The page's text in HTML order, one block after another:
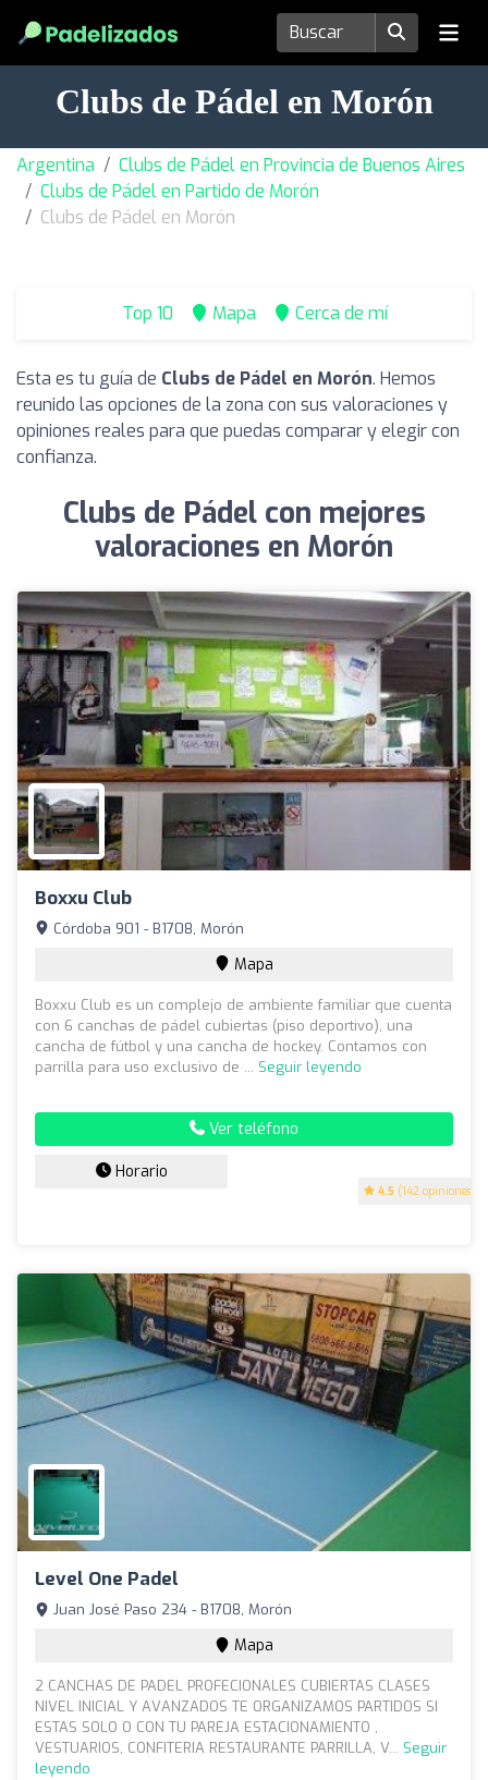
Clubs de Pádel en Morón
Argentina
Clubs de Pádel en Provincia de Buenos Aires
Clubs de Pádel en Partido de Morón
Clubs de Pádel en Morón
Top 10 Mapa Cerca de mí
Esta es tu guía de Clubs de Pádel en Morón. Hemos
reunido las opciones de la zona con sus valoraciones y
opiniones reales para que puedas comparar y elegir con
confianza.
Clubs de Pádel con mejores
valoraciones en Morón
Boxxu Club
4.5 (142 opiniones)
Córdoba 901 - B1708, Morón
Mapa
Boxxu Club es un complejo de ambiente familiar que cuenta
con 6 canchas de pádel cubiertas (piso deportivo), una
cancha de fútbol y una cancha de hockey. Contamos con
parrilla para uso exclusivo de ... Seguir leyendo
Ver teléfono
Horario
Level One Padel
Juan José Paso 234 - B1708, Morón
Mapa
2 CANCHAS DE PADEL PROFECIONALES CUBIERTAS CLASES
NIVEL INICIAL Y AVANZADOS TE ORGANIZAMOS PARTIDOS SI
ESTAS SOLO O CON TU PAREJA ESTACIONAMIENTO ,
VESTUARIOS, CONFITERIA RESTAURANTE PARRILLA, V... Seguir
leyendo